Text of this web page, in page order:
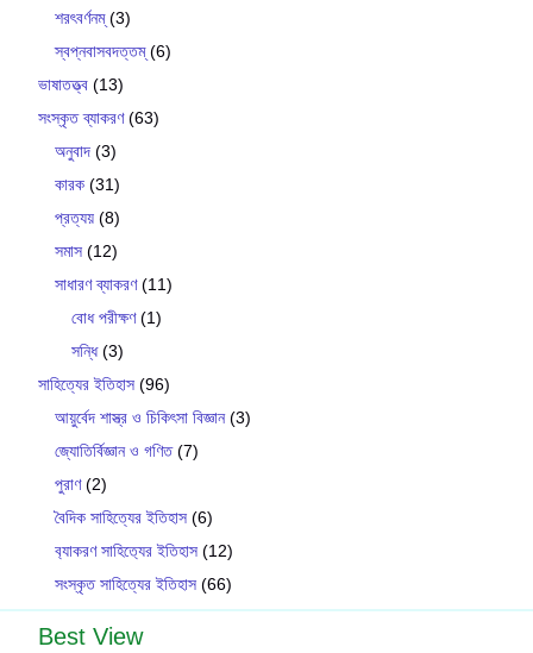
শরৎবর্ণনম্(3)
স্বপ্নবাসবদত্তম্(6)
ভাষাতত্ত্ব (13)
সংস্কৃত ব্যাকরণ(63)
অনুবাদ (3)
কারক (31)
প্রত্যয় (8)
সমাস (12)
সাধারণ ব্যাকরণ(11)
বোধ পরীক্ষণ(1)
সন্ধি(3)
সাহিত্যের ইতিহাস (96)
আয়ুর্বেদ শাস্ত্র ও চিকিৎসা বিজ্ঞান(3)
জ্যোতির্বিজ্ঞান ও গণিত(7)
পুরাণ(2)
বৈদিক সাহিত্যের ইতিহাস (6)
ব‍্যাকরণ সাহিত‍্যের ইতিহাস (12)
সংস্কৃত সাহিত্যের ইতিহাস (66)
Best View